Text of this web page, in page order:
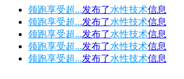
领跑享受超...发布了水性技术信息
领跑享受超...发布了水性技术信息
领跑享受超...发布了水性技术信息
领跑享受超...发布了水性技术信息
领跑享受超...发布了水性技术信息